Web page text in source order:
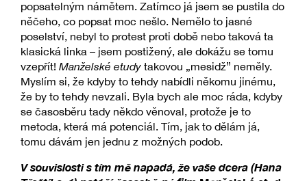
popsatelným námětem. Zatímco já jsem se pustila do
něčeho, co popsat moc nešlo. Nemělo to jasné
poselství, nebyl to protest proti době nebo taková ta
klasická linka – jsem postižený, ale dokážu se tomu
vzepřít! Manželské etudy takovou „mesidž” neměly.
Myslím si, že kdyby to tehdy nabídli někomu jinému,
že by to tehdy nevzali. Byla bych ale moc ráda, kdyby
se časosběru tady někdo věnoval, protože je to
metoda, která má potenciál. Tím, jak to dělám já,
tomu dávám jen jednu z možných podob.
V souvislosti s tím mě napadá, že vaše dcera (Hana